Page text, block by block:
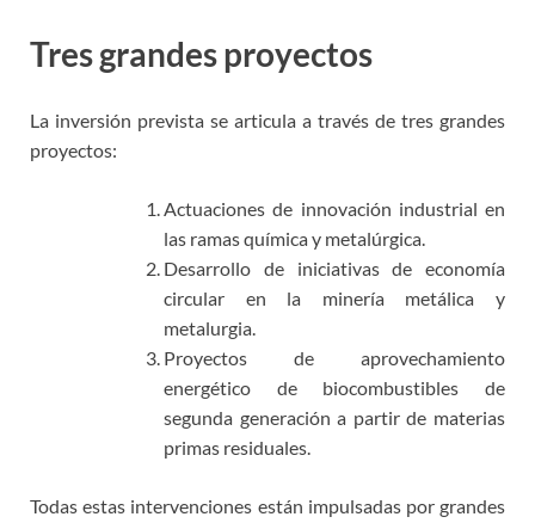
Tres grandes proyectos
La inversión prevista se articula a través de tres grandes
proyectos:
Actuaciones de innovación industrial en
las ramas química y metalúrgica.
Desarrollo de iniciativas de economía
circular en la minería metálica y
metalurgia.
Proyectos de aprovechamiento
energético de biocombustibles de
segunda generación a partir de materias
primas residuales.
Todas estas intervenciones están impulsadas por grandes